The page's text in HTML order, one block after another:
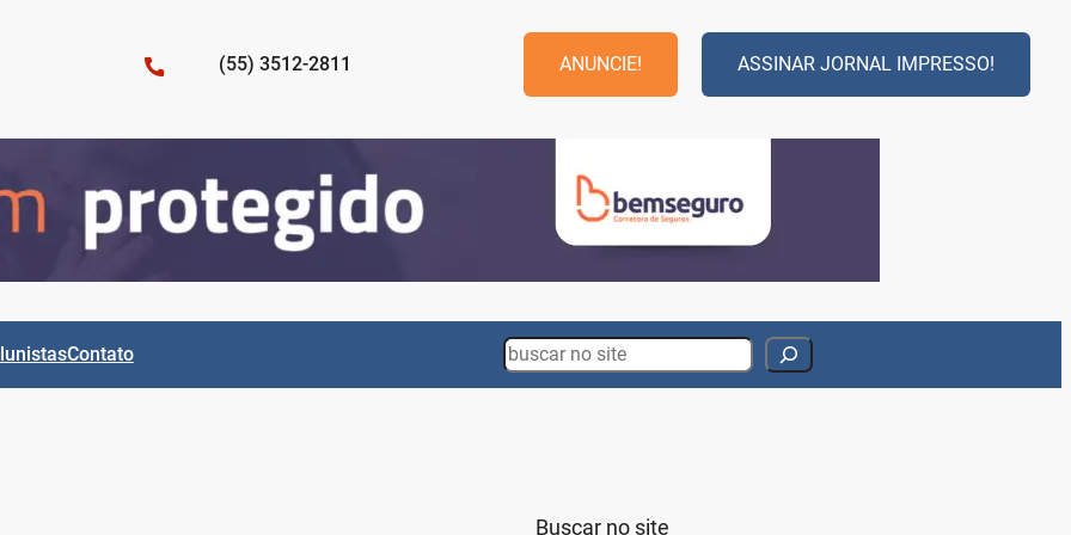
(55) 3512-2811 ANUNCIE! ASSINAR JORNAL IMPRESSO!
Contato Search
Buscar no site